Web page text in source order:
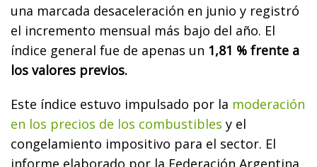
una marcada desaceleración en junio y registró
el incremento mensual más bajo del año. El
índice general fue de apenas un 1,81 % frente a
los valores previos.
Este índice estuvo impulsado por la moderación
en los precios de los combustibles y el
congelamiento impositivo para el sector. El
informe elaborado por la Federación Argentina